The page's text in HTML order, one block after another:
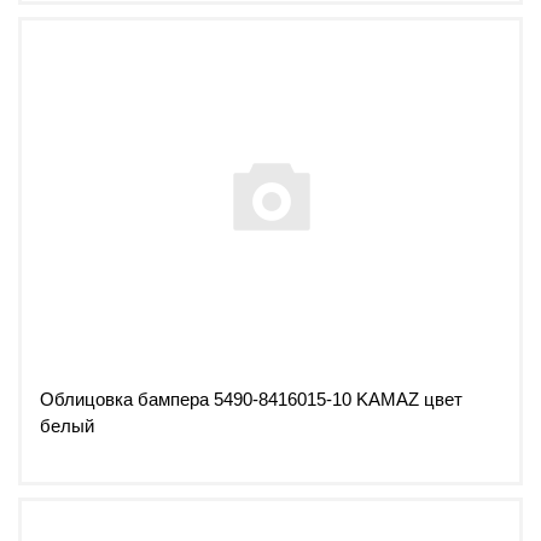
Облицовка бампера 5490-8416015-10 KAMAZ цвет
белый